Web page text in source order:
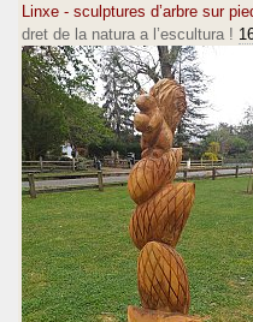
Linxe - sculptures d’arbre sur
dret de la natura a l’escultura !